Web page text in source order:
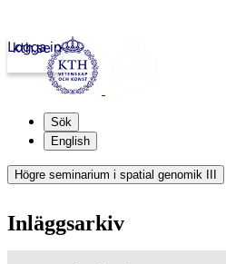
kth.se
Logga in
Sök
English
Högre seminarium i spatial genomik III
Inläggsarkiv